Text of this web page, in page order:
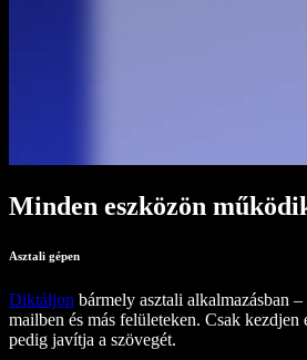
Minden eszközön
Asztali gépen
Diktáljon bármely asztali alkalmazásban
mailben és más felületeken. Csak kezdjen
pedig javítja a szövegét.